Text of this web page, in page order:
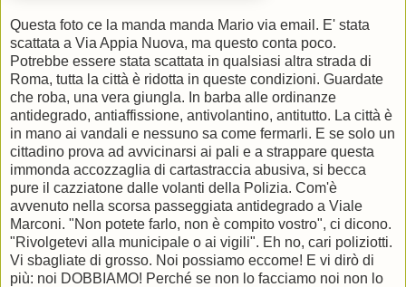
Questa foto ce la manda manda Mario via email. E' stata
scattata a Via Appia Nuova, ma questo conta poco.
Potrebbe essere stata scattata in qualsiasi altra strada di
Roma, tutta la città è ridotta in queste condizioni. Guardate
che roba, una vera giungla. In barba alle ordinanze
antidegrado, antiaffissione, antivolantino, antitutto. La città è
in mano ai vandali e nessuno sa come fermarli. E se solo un
cittadino prova ad avvicinarsi ai pali e a strappare questa
immonda accozzaglia di cartastraccia abusiva, si becca
pure il cazziatone dalle volanti della Polizia. Com'è
avvenuto nella scorsa passeggiata antidegrado a Viale
Marconi. "Non potete farlo, non è compito vostro", ci dicono.
"Rivolgetevi alla municipale o ai vigili". Eh no, cari poliziotti.
Vi sbagliate di grosso. Noi possiamo eccome! E vi dirò di
più: noi DOBBIAMO! Perché se non lo facciamo noi non lo